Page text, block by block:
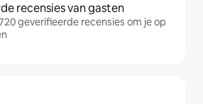
recensies van gasten
geverifieerde recensies om je op